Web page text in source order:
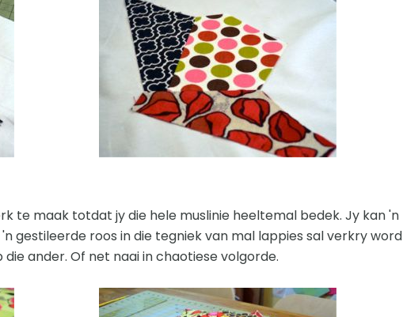
te maak totdat jy die hele muslinie heeltemal bedek. Jy kan 'n
gestileerde roos in die tegniek van mal lappies sal verkry word
ander. Of net naai in chaotiese volgorde.